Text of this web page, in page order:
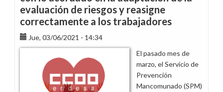
la
reorganización
de
Distribución
evaluación de riesgos y reasigne
correctamente a los trabajadores
Jue, 03/06/2021 - 14:34
El pasado mes de
marzo, el Servicio de
Prevención
Mancomunado (SPM)